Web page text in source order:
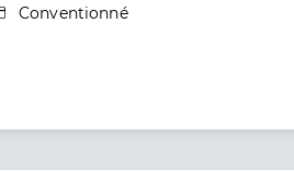
Type de convention
Conventionné